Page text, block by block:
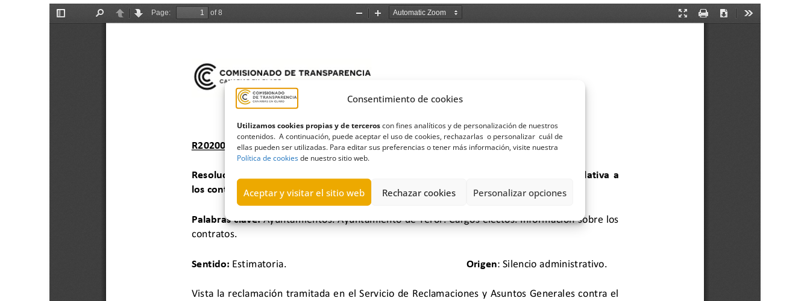
Consentimiento de cookies
Utilizamos cookies propias y de terceroscon fines analíticos y de personalización de nuestros
contenidos. A continuación, puede aceptar el uso de cookies, rechazarlas o personalizar cuál de
ellas pueden ser utilizadas. Para editar sus preferencias o tener más información, visite nuestra
Política de cookiesde nuestro sitio web.
Aceptar y visitar el sitio web Rechazar cookies Personalizar opciones